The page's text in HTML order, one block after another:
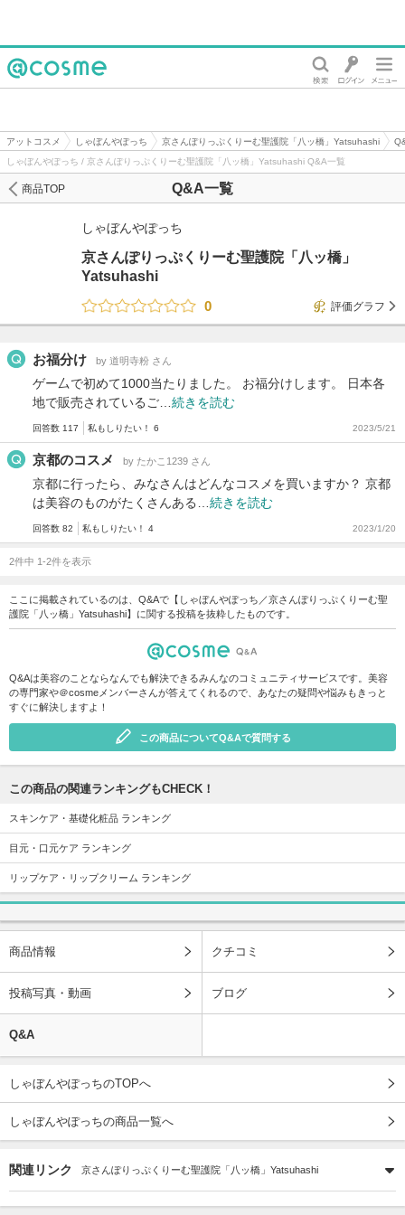
アットコスメ しゃぼんやぽっち 京さんぽりっぷくりーむ聖護院「八ッ橋」Yatsuhashi
しゃぼんやぽっち / 京さんぽりっぷくりーむ聖護院「八ッ橋」Yatsuhashi Q&A一覧
Q&A一覧
商品TOP
しゃぼんやぽっち
京さんぽりっぷくりーむ聖護院「八ッ橋」
Yatsuhashi
0
評価グラフ
お福分け by 道明寺粉 さん
ゲー厶で初めて1000当たりました。 お福分けします。 日本各
地で販売されているご… 続きを読む
回答数 117 私もしりたい！ 6 2023/5/21
京都のコスメ by たかこ1239 さん
京都に行ったら、みなさんはどんなコスメを買いますか？ 京都
は美容のものがたくさんある… 続きを読む
回答数 82 私もしりたい！ 4 2023/1/20
2件中 1-2件を表示
ここに掲載されているのは、Q&Aで【しゃぼんやぽっち／京さんぽりっぷくりーむ聖
護院「八ッ橋」Yatsuhashi】に関する投稿を抜粋したものです。
Q&Aは美容のことならなんでも解決できるみんなのコミュニティサービスです。美容
の専門家や＠cosmeメンバーさんが答えてくれるので、あなたの疑問や悩みもきっと
すぐに解決しますよ！
この商品についてQ&Aで質問する
この商品の関連ランキングもCHECK！
スキンケア・基礎化粧品 ランキング
目元・口元ケア ランキング
リップケア・リップクリーム ランキング
商品情報 クチコミ
投稿写真・動画 ブログ
Q&A
しゃぼんやぽっちのTOPへ
しゃぼんやぽっちの商品一覧へ
関連リンク 京さんぽりっぷくりーむ聖護院「八ッ橋」Yatsuhashi